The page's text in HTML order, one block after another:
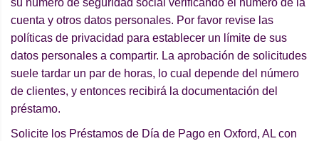
su número de seguridad social verificando el número de la
cuenta y otros datos personales. Por favor revise las
políticas de privacidad para establecer un límite de sus
datos personales a compartir. La aprobación de solicitudes
suele tardar un par de horas, lo cual depende del número
de clientes, y entonces recibirá la documentación del
préstamo.
Solicite los Préstamos de Día de Pago en Oxford, AL con